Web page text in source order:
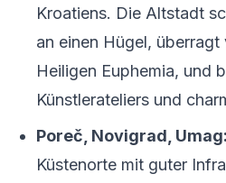
Kroatiens. Die Altstadt
an einen Hügel,
Heiligen Euphemia, und
Künstlerateliers und
Poreč, Novigrad, Umag:
Küstenorte mit guter